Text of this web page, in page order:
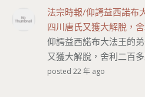
法宗時報/仰諤益西諾布
四川唐氏又獲大解脫，
仰諤益西諾布大法王的
又獲大解脫，舍利二百
posted 22 年 ago